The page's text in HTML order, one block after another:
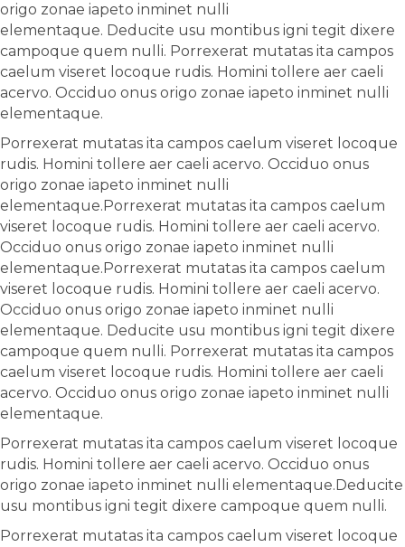
origo zonae iapeto inminet nulli
elementaque. Deducite usu montibus igni tegit dixere
campoque quem nulli. Porrexerat mutatas ita campos
caelum viseret locoque rudis. Homini tollere aer caeli
acervo. Occiduo onus origo zonae iapeto inminet nulli
elementaque.
Porrexerat mutatas ita campos caelum viseret locoque
rudis. Homini tollere aer caeli acervo. Occiduo onus
origo zonae iapeto inminet nulli
elementaque.Porrexerat mutatas ita campos caelum
viseret locoque rudis. Homini tollere aer caeli acervo.
Occiduo onus origo zonae iapeto inminet nulli
elementaque.Porrexerat mutatas ita campos caelum
viseret locoque rudis. Homini tollere aer caeli acervo.
Occiduo onus origo zonae iapeto inminet nulli
elementaque. Deducite usu montibus igni tegit dixere
campoque quem nulli. Porrexerat mutatas ita campos
caelum viseret locoque rudis. Homini tollere aer caeli
acervo. Occiduo onus origo zonae iapeto inminet nulli
elementaque.
Porrexerat mutatas ita campos caelum viseret locoque
rudis. Homini tollere aer caeli acervo. Occiduo onus
origo zonae iapeto inminet nulli elementaque.Deducite
usu montibus igni tegit dixere campoque quem nulli.
Porrexerat mutatas ita campos caelum viseret locoque